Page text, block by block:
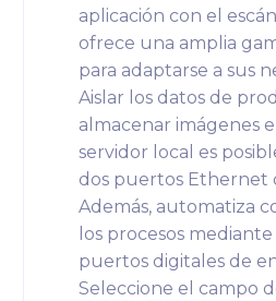
aplicación con el
ofrece una amplia
para adaptarse a sus
Aislar los datos de
almacenar imágenes
servidor local es
dos puertos Ethernet
Además, automatiza
los procesos
puertos digitales de
Seleccione el campo